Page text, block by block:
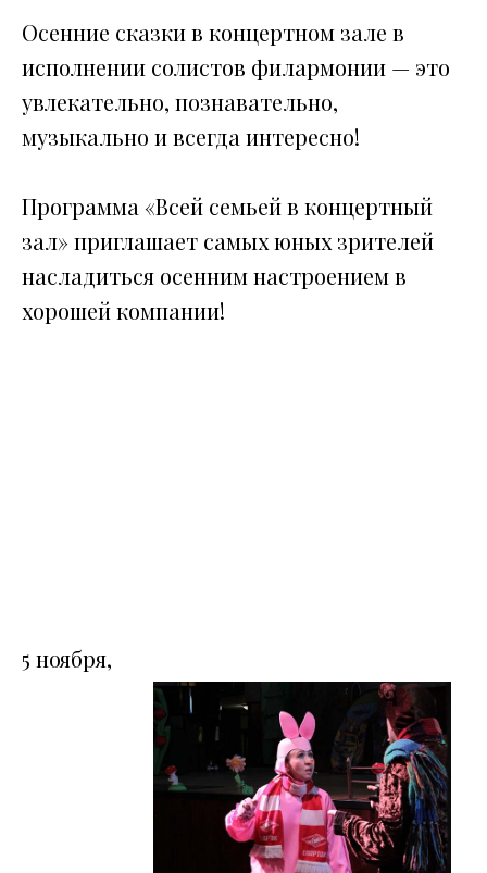
Осенние сказки в концертном зале в
исполнении солистов филармонии — это
увлекательно, познавательно,
музыкально и всегда интересно!
Программа «Всей семьей в концертный
зал» приглашает самых юных зрителей
насладиться осенним настроением в
хорошей компании!
5 ноября,